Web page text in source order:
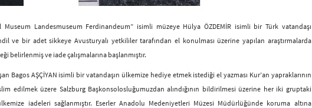
Museum Landesmuseum Ferdinandeum” isimli müzeye Hülya ÖZDEMİR isimli bir Türk vatandaşı
ve bir adet sikkeye Avusturyalı yetkililer tarafından el konulması üzerine yapılan araştırmalarda
belirlenmiş ve iade çalışmalarına başlanmıştır.
Bagos AŞÇİYAN isimli bir vatandaşın ülkemize hediye etmek istediği el yazması Kur’an yapraklarının
edilmek üzere Salzburg Başkonsolosluğumuzdan alındığının bildirilmesi üzerine her iki gruptaki
iadeleri sağlanmıştır. Eserler Anadolu Medeniyetleri Müzesi Müdürlüğünde koruma altına